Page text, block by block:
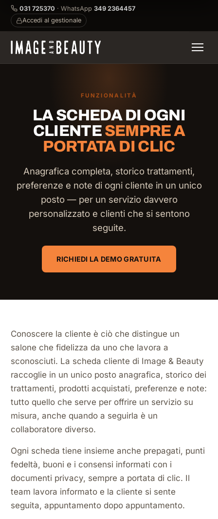
031 725370 · WhatsApp 349 2364457
Accedi al gestionale
FUNZIONALITÀ
LA SCHEDA DI OGNI
CLIENTE SEMPRE A
PORTATA DI CLIC
Anagrafica completa, storico trattamenti,
preferenze e note di ogni cliente in un unico
posto — per un servizio davvero
personalizzato e clienti che si sentono
seguite.
RICHIEDI LA DEMO GRATUITA
Conoscere la cliente è ciò che distingue un
salone che fidelizza da uno che lavora a
sconosciuti. La scheda cliente di Image & Beauty
raccoglie in un unico posto anagrafica, storico dei
trattamenti, prodotti acquistati, preferenze e note:
tutto quello che serve per offrire un servizio su
misura, anche quando a seguirla è un
collaboratore diverso.
Ogni scheda tiene insieme anche prepagati, punti
fedeltà, buoni e i consensi informati con i
documenti privacy, sempre a portata di clic. Il
team lavora informato e la cliente si sente
seguita, appuntamento dopo appuntamento.